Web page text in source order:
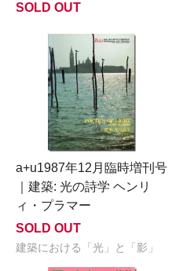
SOLD OUT
a+u1987年12月臨時増刊号
｜建築: 光の詩学 ヘンリ
ィ・プラマー
SOLD OUT
建築における「光」と「影」